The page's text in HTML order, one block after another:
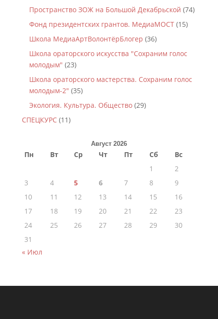
Пространство ЗОЖ на Большой Декабрьской (74)
Фонд президентских грантов. МедиаМОСТ(15)
Школа МедиаАртВолонтёрБлогер (36)
Школа ораторского искусства "Сохраним голос
молодым" (23)
Школа ораторского мастерства. Сохраним голос
молодым-2" (35)
Экология. Культура. Общество(29)
СПЕЦКУРС(11)
Август 2026
Пн Вт Ср Чт Пт Сб
Вс
1
2
3
4 5 6 7 8
9
10
11 12 13 14 15
16
17
18 19 20 21 22
23
24
25 26 27 28 29
30
31
« Июл